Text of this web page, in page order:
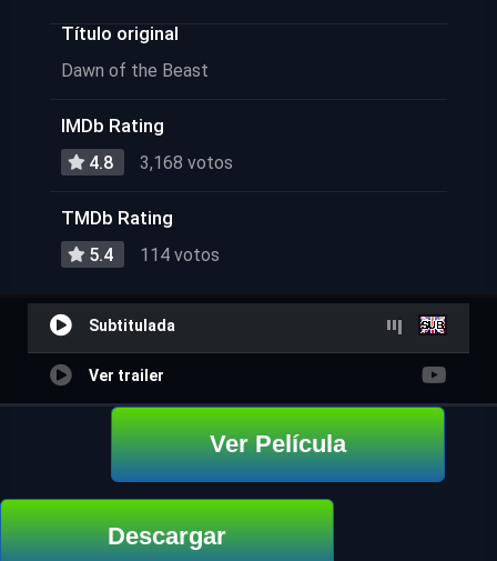
Título original
Dawn of the Beast
IMDb Rating
4.8 3,168 votos
TMDb Rating
5.4 114 votos
Subtitulada
Ver trailer
Ver Película
Descargar